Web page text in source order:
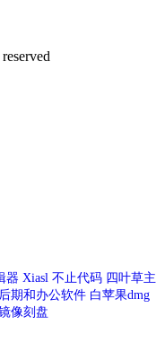
器 Xiasl 不止代码 四叶草主
期和办公软件 白苹果dmg
像刻盘